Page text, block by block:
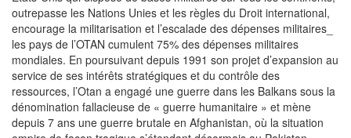
outrepasse les Nations Unies et les règles du Droit international,
encourage la militarisation et l’escalade des dépenses militaires_
les pays de l’OTAN cumulent 75% des dépenses militaires
mondiales. En poursuivant depuis 1991 son projet d’expansion au
service de ses intérêts stratégiques et du contrôle des
ressources, l’Otan a engagé une guerre dans les Balkans sous la
dénomination fallacieuse de « guerre humanitaire » et mène
depuis 7 ans une guerre brutale en Afghanistan, où la situation